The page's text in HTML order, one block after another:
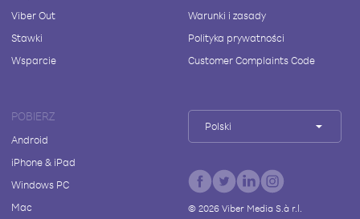
Viber Out
Stawki
Wsparcie
Warunki i zasady
Polityka prywatności
Customer Complaints Code
POBIERZ
Android
iPhone & iPad
Windows PC
Mac
Polski
© 2026Viber Media S.à r.l.